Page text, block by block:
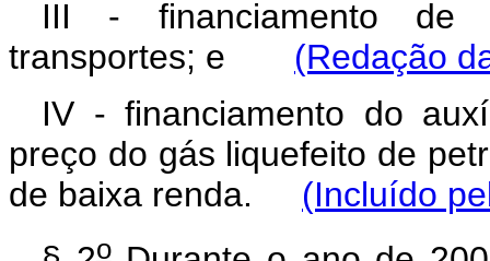
III - financiamento de
transportes; e (Redação
IV - financiamento do
preço do gás liquefeito de
de baixa renda. (Incluído
o